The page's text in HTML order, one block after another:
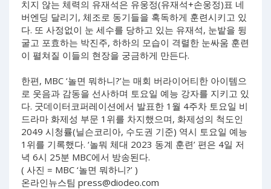
치지 않는 체력의 유재석은 유웅정(유재석+손웅정)표 네
버엔딩 달리기, 체조로 동기들을 혹독하게 훈련시키고 있
다. 또 사정없이 눈 세수를 당하고 있는 유재석, 눈밭을 뒹
굴고 포효하는 박진주, 하하의 모습이 격렬한 눈싸움 훈련
이 펼쳐질 이들의 현장을 궁금하게 만든다.
한편, MBC ‘놀면 뭐하니?’는 매회 버라이어티한 아이템으
로 웃음과 감동을 선사하며 토요일 예능 강자를 지키고 있
다. 굿데이터코퍼레이션에서 발표한 1월 4주차 토요일 비
드라마 화제성 부문 1위를 차지했으며, 화제성의 척도인
2049 시청률(닐슨코리아, 수도권 기준) 역시 토요일 예능
1위를 기록했다. ‘놀뭐 체대 2023 동계 훈련’ 편은 4일 저
녁 6시 25분 MBC에서 방송된다.
( 사진 = MBC ‘놀면 뭐하니?’ )
온라인뉴스팀 press@diodeo.com